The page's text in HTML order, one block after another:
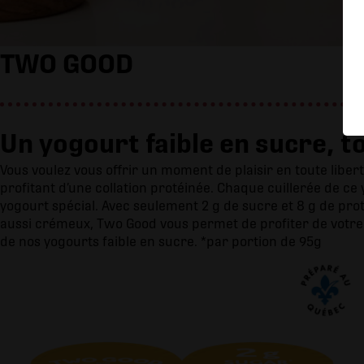
Un yogourt faible en sucre,